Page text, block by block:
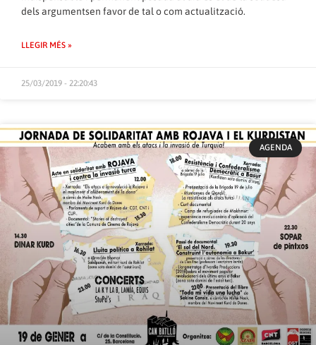
dels argumentsen favor de tal o com actualització.
LLEGIR MÉS »
25/03/2019 - 22:20:43
AGENDA